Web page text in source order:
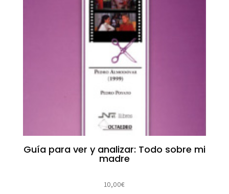
Guía para ver y analizar: Todo sobre mi
madre
10,00€